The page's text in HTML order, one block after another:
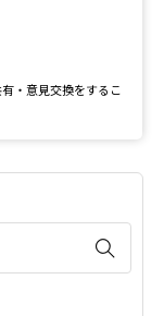
・意見交換をするこ